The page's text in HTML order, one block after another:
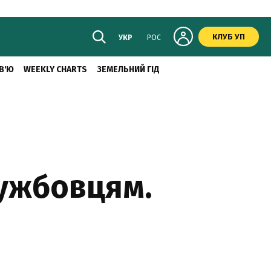
УКР РОС КЛУБ УП
WEEKLY CHARTS ЗЕМЕЛЬНИЙ ГІД